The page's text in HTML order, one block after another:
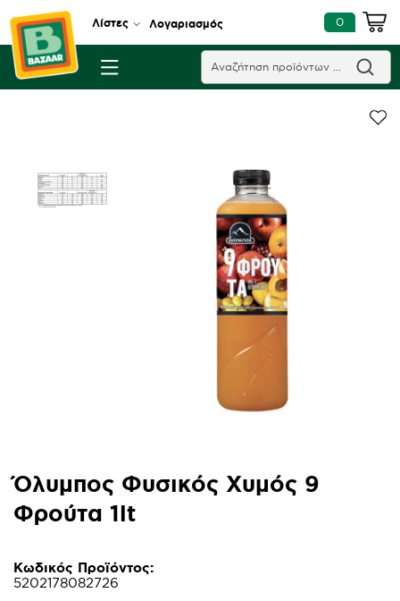
Λίστες Λογαριασμός 0
Όλυμπος Φυσικός Χυμός 9
Φρούτα 1lt
Κωδικός Προϊόντος:
5202178082726